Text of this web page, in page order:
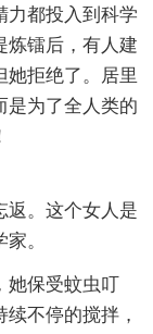
力都投入到科学
炼镭后，有人建
她拒绝了。居里
是为了全人类的
返。这个女人是
。
保受蚊虫叮
不停的搅拌，